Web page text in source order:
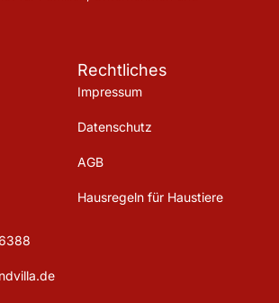
Rechtliches
Impressum
Datenschutz
AGB
Hausregeln für Haustiere